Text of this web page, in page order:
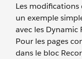
Les modifications
un exemple
avec les
Pour les pages
dans le bloc